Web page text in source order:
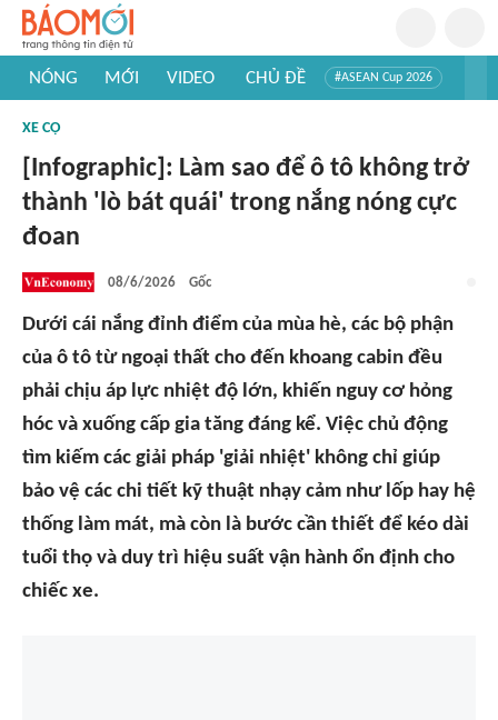
NÓNG MỚI VIDEO CHỦ ĐỀ #ASEAN Cup 2026
#Khám phá thế giới
XE CỘ
[Infographic]: Làm sao để ô tô không trở
thành 'lò bát quái' trong nắng nóng cực
đoan
08/6/2026 Gốc
Dưới cái nắng đỉnh điểm của mùa hè, các bộ phận
của ô tô từ ngoại thất cho đến khoang cabin đều
phải chịu áp lực nhiệt độ lớn, khiến nguy cơ hỏng
hóc và xuống cấp gia tăng đáng kể. Việc chủ động
tìm kiếm các giải pháp 'giải nhiệt' không chỉ giúp
bảo vệ các chi tiết kỹ thuật nhạy cảm như lốp hay hệ
thống làm mát, mà còn là bước cần thiết để kéo dài
tuổi thọ và duy trì hiệu suất vận hành ổn định cho
chiếc xe.